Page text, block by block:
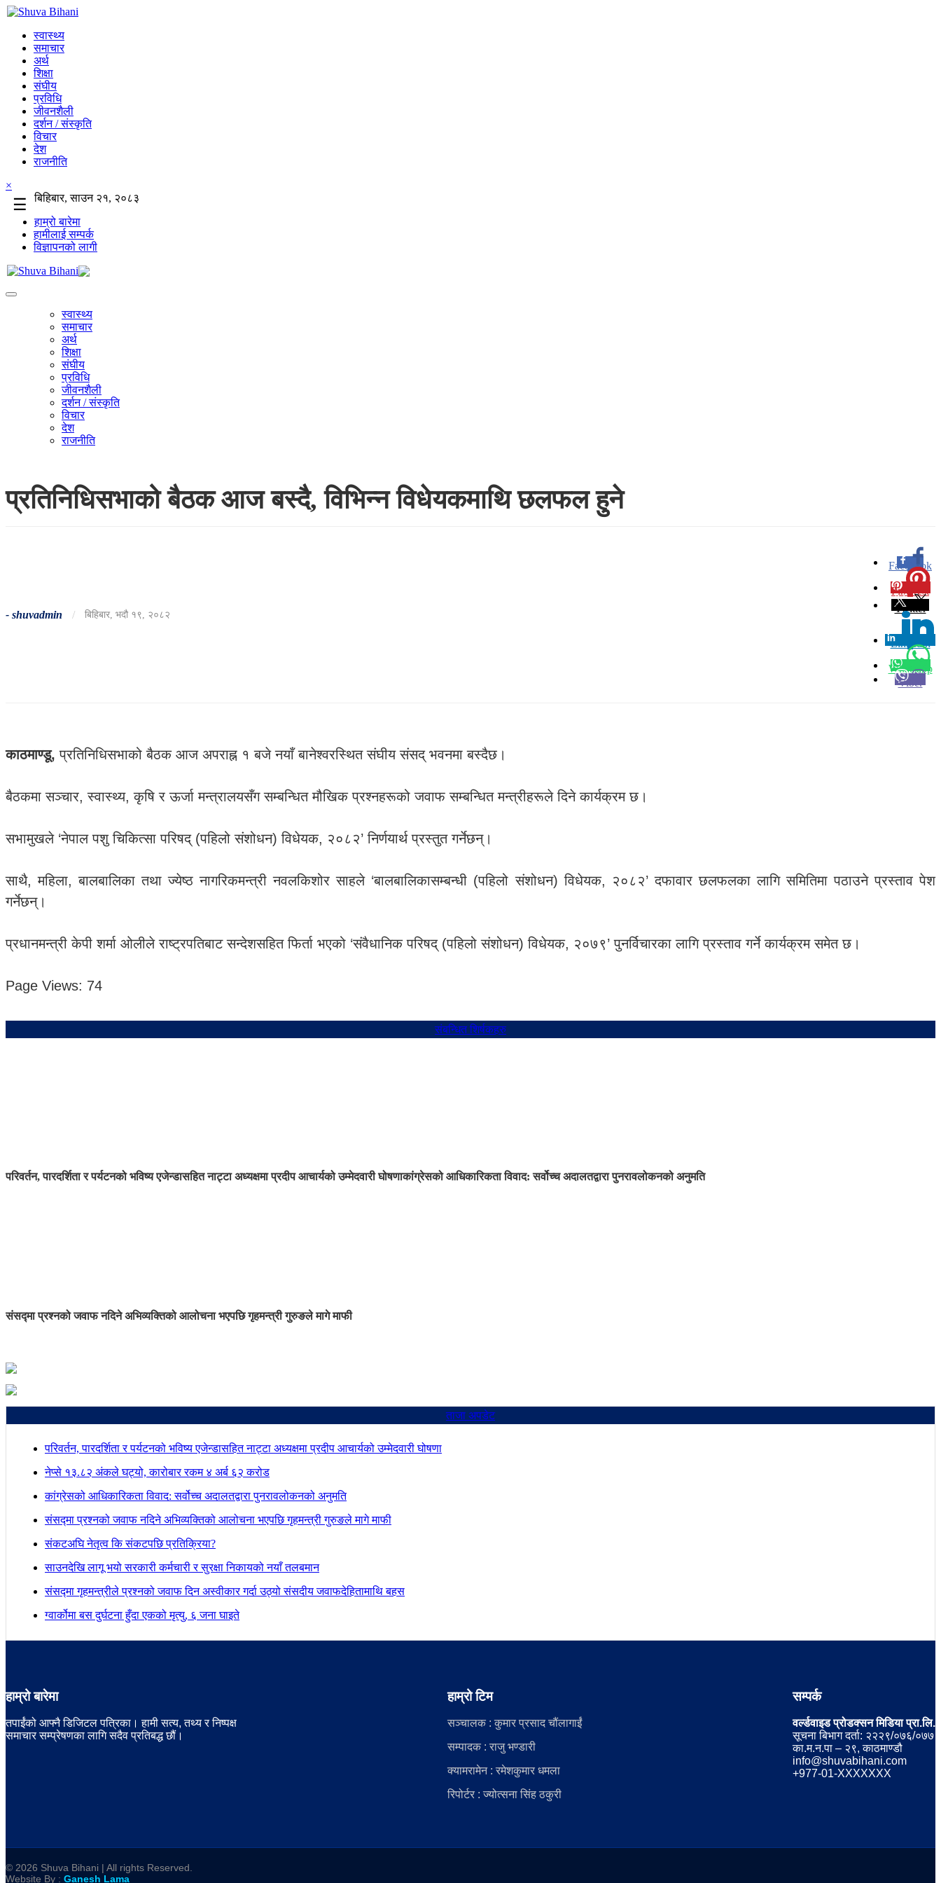
स्वास्थ्य
समाचार
अर्थ
शिक्षा
संघीय
प्रविधि
जीवनशैली
दर्शन / संस्कृति
विचार
देश
राजनीति
×
☰
बिहिबार, साउन २१, २०८३
हाम्रो बारेमा
हामीलाई सम्पर्क
विज्ञापनको लागी
स्वास्थ्य
समाचार
अर्थ
शिक्षा
संघीय
प्रविधि
जीवनशैली
दर्शन / संस्कृति
विचार
देश
राजनीति
प्रतिनिधिसभाको बैठक आज बस्दै, विभिन्न विधेयकमाथि छलफल हुने
- shuvadmin / बिहिबार, भदौ १९, २०८२
Facebook
0
Pinterest
Twitter
Linkedin
0
Whatsapp
Viber
काठमाण्डू,प्रतिनिधिसभाको बैठक आज अपराह्न १ बजे नयाँ बानेश्वरस्थित संघीय संसद् भवनमा बस्दैछ।
बैठकमा सञ्चार, स्वास्थ्य, कृषि र ऊर्जा मन्त्रालयसँग सम्बन्धित मौखिक प्रश्नहरूको जवाफ सम्बन्धित मन्त्रीहरूले दिने कार्यक्रम छ।
सभामुखले ‘नेपाल पशु चिकित्सा परिषद् (पहिलो संशोधन) विधेयक, २०८२’ निर्णयार्थ प्रस्तुत गर्नेछन्।
साथै, महिला, बालबालिका तथा ज्येष्ठ नागरिकमन्त्री नवलकिशोर साहले ‘बालबालिकासम्बन्धी (पहिलो संशोधन) विधेयक, २०८२’ दफावार छलफलका लागि समितिमा पठाउने प्रस्ताव पेश
गर्नेछन्।
प्रधानमन्त्री केपी शर्मा ओलीले राष्ट्रपतिबाट सन्देशसहित फिर्ता भएको ‘संवैधानिक परिषद् (पहिलो संशोधन) विधेयक, २०७९’ पुनर्विचारका लागि प्रस्ताव गर्ने कार्यक्रम समेत छ।
Page Views: 74
संबन्धित शिर्षकहरु
परिवर्तन, पारदर्शिता र पर्यटनको भविष्य एजेन्डासहित नाट्टा अध्यक्षमा प्रदीप आचार्यको उम्मेदवारी घोषणाकांग्रेसको आधिकारिकता विवाद: सर्वोच्च अदालतद्वारा पुनरावलोकनको अनुमति
संसद्मा प्रश्नको जवाफ नदिने अभिव्यक्तिको आलोचना भएपछि गृहमन्त्री गुरुङले मागे माफी
ताजा अपडेट
परिवर्तन, पारदर्शिता र पर्यटनको भविष्य एजेन्डासहित नाट्टा अध्यक्षमा प्रदीप आचार्यको उम्मेदवारी घोषणा
नेप्से १३.८२ अंकले घट्यो, कारोबार रकम ४ अर्ब ६२ करोड
कांग्रेसको आधिकारिकता विवाद: सर्वोच्च अदालतद्वारा पुनरावलोकनको अनुमति
संसद्मा प्रश्नको जवाफ नदिने अभिव्यक्तिको आलोचना भएपछि गृहमन्त्री गुरुङले मागे माफी
संकटअघि नेतृत्व कि संकटपछि प्रतिक्रिया?
साउनदेखि लागू भयो सरकारी कर्मचारी र सुरक्षा निकायको नयाँ तलबमान
संसद्मा गृहमन्त्रीले प्रश्नको जवाफ दिन अस्वीकार गर्दा उठ्यो संसदीय जवाफदेहितामाथि बहस
ग्वार्कोमा बस दुर्घटना हुँदा एकको मृत्यु, ६ जना घाइते
हाम्रो बारेमा
तपाईंको आफ्नै डिजिटल पत्रिका। हामी सत्य, तथ्य र निष्पक्ष
समाचार सम्प्रेषणका लागि सदैव प्रतिबद्ध छौं।
हाम्रो टिम
सञ्चालक : कुमार प्रसाद चौंलागाईं
सम्पादक : राजु भण्डारी
क्यामरामेन : रमेशकुमार धमला
रिपोर्टर : ज्योत्सना सिंह ठकुरी
सम्पर्क
वर्ल्डवाइड प्रोडक्सन मिडिया प्रा.लि.
सूचना बिभाग दर्ता: २२२९/०७६/०७७
का.म.न.पा – २९, काठमाण्डौ
info@shuvabihani.com
+977-01-XXXXXXX
© 2026 Shuva Bihani | All rights Reserved.
Website By : Ganesh Lama